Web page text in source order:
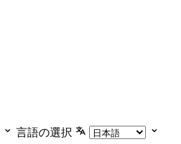
言語の選択